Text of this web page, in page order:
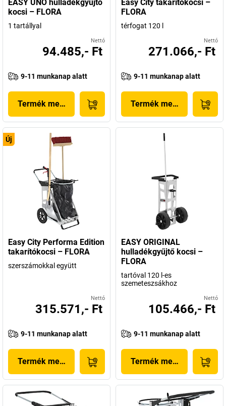
EASY UNO hulladékgyűjtő
kocsi – FLORA
1 tartállyal
Nettó
94.485,- Ft
9-11 munkanap alatt
Termék megjelenítése
Easy City takarítókocsi –
FLORA
térfogat 120 l
Nettó
271.066,- Ft
9-11 munkanap alatt
Termék megjelenítése
Új
Easy City Performa Edition
takarítókocsi – FLORA
szerszámokkal együtt
Nettó
315.571,- Ft
9-11 munkanap alatt
Termék megjelenítése
EASY ORIGINAL
hulladékgyűjtő kocsi –
FLORA
tartóval 120 l-es
szemeteszsákhoz
Nettó
105.466,- Ft
9-11 munkanap alatt
Termék megjelenítése